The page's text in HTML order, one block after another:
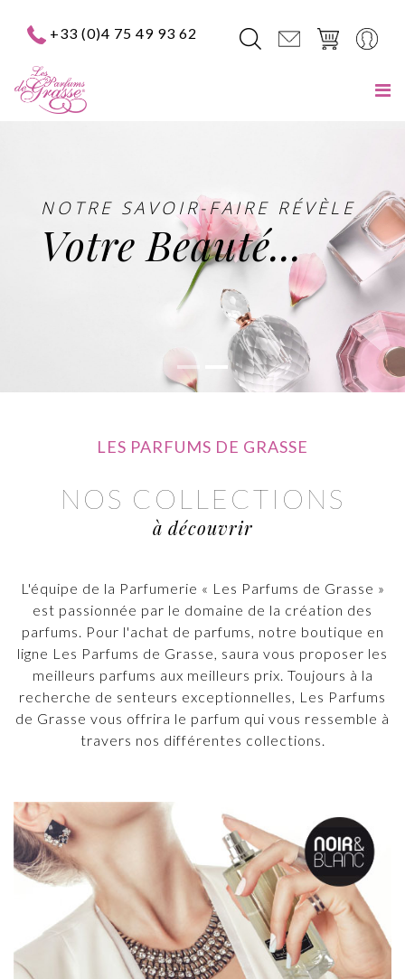
+33 (0)4 75 49 93 62
NOTRE SAVOIR-FAIRE RÉVÈLE
Votre Beauté...
LES PARFUMS DE GRASSE
NOS COLLECTIONS
à découvrir
L'équipe de la Parfumerie « Les Parfums de Grasse »
est passionnée par le domaine de la création des
parfums. Pour l'achat de parfums, notre boutique en
ligne Les Parfums de Grasse, saura vous proposer les
meilleurs parfums aux meilleurs prix. Toujours à la
recherche de senteurs exceptionnelles, Les Parfums
de Grasse vous offrira le parfum qui vous ressemble à
travers nos différentes collections.